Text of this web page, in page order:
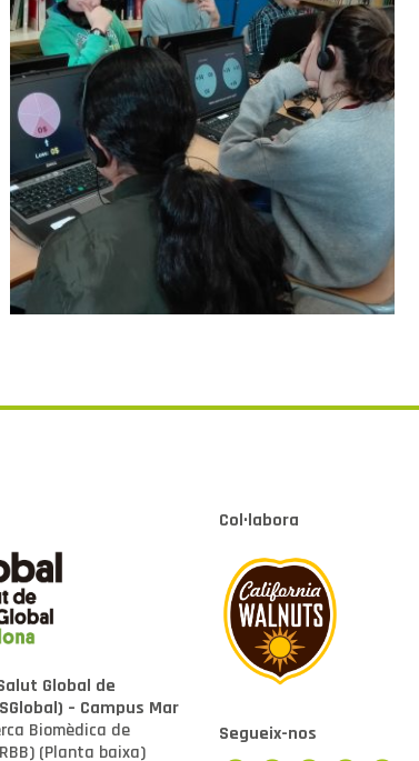
Global de
– Campus Mar
Biomèdica de
(Planta baixa)
Col·labora
Segueix-nos